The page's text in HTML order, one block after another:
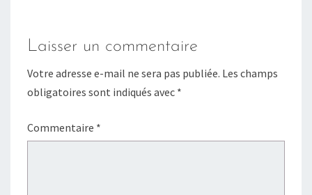
Laisser un commentaire
Votre adresse e-mail ne sera pas publiée. Les champs
obligatoires sont indiqués avec *
Commentaire *